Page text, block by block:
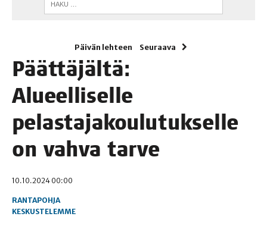
Päivän lehteen Seuraava
Päät­tä­jäl­tä:
Alu­eel­li­sel­le
pelas­ta­ja­kou­lu­tuk­sel­le
on vah­va tarve
10.10.2024 00:00
RANTAPOHJA
KESKUSTELEMME